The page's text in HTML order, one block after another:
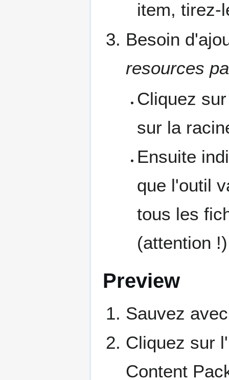
item, tirez-
Besoin
resources
Cliquez
sur la
Ensuite
que l'outil
tous les
(attention
Preview
Sauvez
Cliquez sur
Content